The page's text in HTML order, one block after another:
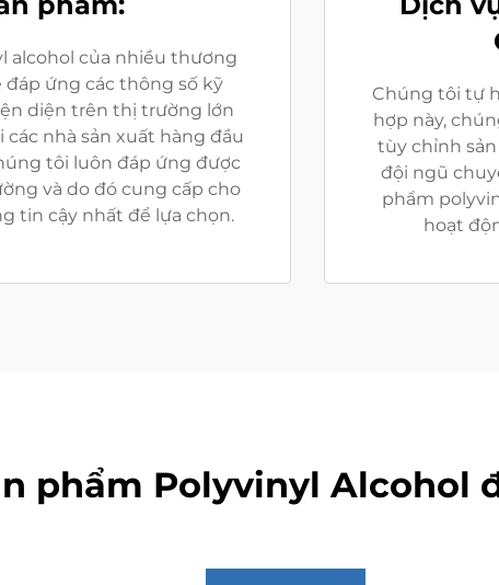
alcohol của nhiều thương
ứng các thông số kỹ
diện trên thị trường lớn
nhà sản xuất hàng đầu
tôi luôn đáp ứng được
và do đó cung cấp cho
tin cậy nhất để lựa chọn.
Chúng tôi tự
hợp này,
tùy chỉnh
đội ngũ
phẩm
hoạt
phẩm Polyvinyl Alcohol